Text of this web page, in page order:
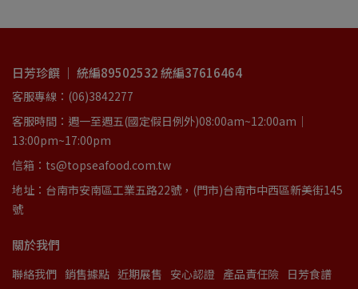
日芳珍饌 ｜ 統編89502532 統編37616464
客服專線：(06)3842277
客服時間：週一至週五(國定假日例外)08:00am~12:00am｜
13:00pm~17:00pm
信箱：ts@topseafood.com.tw
地址：台南市安南區工業五路22號，(門市)台南市中西區新美街145
號
關於我們
聯絡我們 銷售據點 近期展售 安心認證 產品責任險 日芳食譜